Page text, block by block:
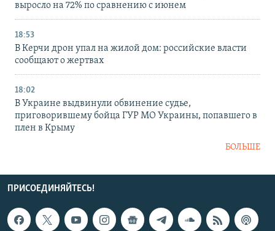
выросло на 72% по сравнению с июнем
18:53
В Керчи дрон упал на жилой дом: российские власти
сообщают о жертвах
18:02
В Украине выдвинули обвинение судье,
приговорившему бойца ГУР МО Украины, попавшего в
плен в Крыму
БОЛЬШЕ
ПРИСОЕДИНЯЙТЕСЬ!